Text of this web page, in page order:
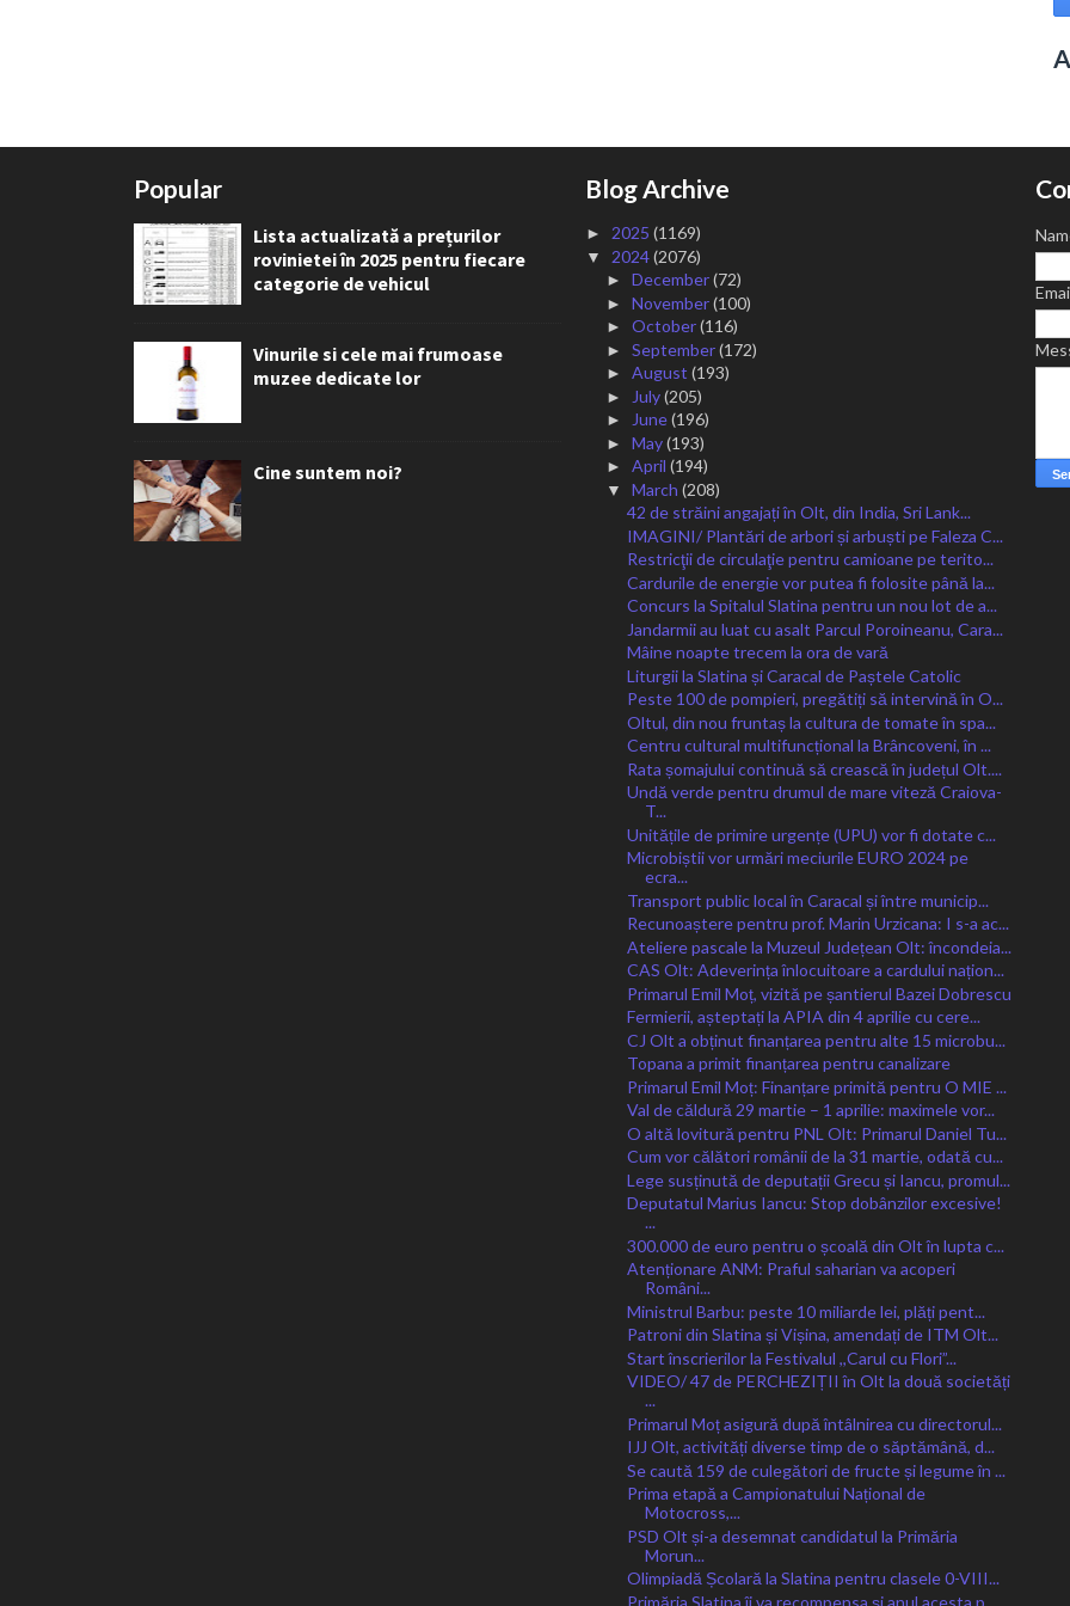
Popular
Lista actualizată a prețurilor
rovinietei în 2025 pentru fiecare
categorie de vehicul
Vinurile si cele mai frumoase
muzee dedicate lor
Cine suntem noi?
Blog Archive
► 2025 (1169)
▼ 2024(2076)
► December(72)
► November(100)
► October(116)
► September(172)
► August (193)
► July(205)
► June(196)
► May(193)
► April (194)
▼ March (208)
42 de străini angajați în Olt, din India, Sri Lank...
IMAGINI/ Plantări de arbori și arbuști pe Faleza C...
Restricţii de circulaţie pentru camioane pe terito...
Cardurile de energie vor putea fi folosite până la...
Concurs la Spitalul Slatina pentru un nou lot de a...
Jandarmii au luat cu asalt Parcul Poroineanu, Cara...
Mâine noapte trecem la ora de vară
Liturgii la Slatina și Caracal de Paștele Catolic
Peste 100 de pompieri, pregătiți să intervină în O...
Oltul, din nou fruntaș la cultura de tomate în spa...
Centru cultural multifuncțional la Brâncoveni, în ...
Rata șomajului continuă să crească în județul Olt....
Undă verde pentru drumul de mare viteză Craiova-
T...
Unitățile de primire urgențe (UPU) vor fi dotate c...
Microbiștii vor urmări meciurile EURO 2024 pe
ecra...
Transport public local în Caracal și între municip...
Recunoaștere pentru prof. Marin Urzicana: I s-a ac...
Ateliere pascale la Muzeul Județean Olt: încondeia...
CAS Olt: Adeverința înlocuitoare a cardului națion...
Primarul Emil Moț, vizită pe șantierul Bazei Dobrescu
Fermierii, așteptați la APIA din 4 aprilie cu cere...
CJ Olt a obținut finanțarea pentru alte 15 microbu...
Topana a primit finanțarea pentru canalizare
Primarul Emil Moț: Finanțare primită pentru O MIE ...
Val de căldură 29 martie – 1 aprilie: maximele vor...
O altă lovitură pentru PNL Olt: Primarul Daniel Tu...
Cum vor călători românii de la 31 martie, odată cu...
Lege susținută de deputații Grecu și Iancu, promul...
Deputatul Marius Iancu: Stop dobânzilor excesive!
...
300.000 de euro pentru o școală din Olt în lupta c...
Atenționare ANM: Praful saharian va acoperi
Români...
Ministrul Barbu: peste 10 miliarde lei, plăți pent...
Patroni din Slatina și Vișina, amendați de ITM Olt...
Start înscrierilor la Festivalul ,,Carul cu Flori”...
VIDEO/ 47 de PERCHEZIȚII în Olt la două societăți
...
Primarul Moț asigură după întâlnirea cu directorul...
IJJ Olt, activități diverse timp de o săptămână, d...
Se caută 159 de culegători de fructe și legume în ...
Prima etapă a Campionatului Național de
Motocross,...
PSD Olt și-a desemnat candidatul la Primăria
Morun...
Olimpiadă Școlară la Slatina pentru clasele 0-VIII...
Primăria Slatina îi va recompensa și anul acesta p...